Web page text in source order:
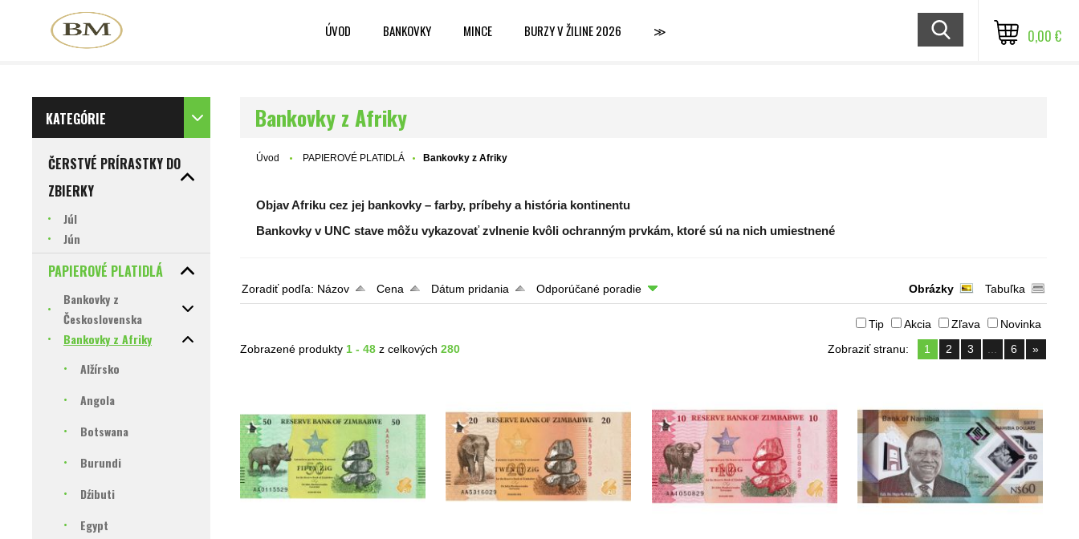
ÚVOD BANKOVKY MINCE BURZY V ŽILINE 2026 ≫ 0,00 €
KATEGÓRIE
ČERSTVÉ PRÍRASTKY DO
ZBIERKY
Júl
Jún
PAPIEROVÉ PLATIDLÁ
Bankovky z
Československa
Bankovky z Afriky
Alžírsko
Angola
Botswana
Burundi
Dźibuti
Egypt
Bankovky z Afriky
Úvod PAPIEROVÉ PLATIDLÁ Bankovky z Afriky
Objav Afriku cez jej bankovky – farby, príbehy a história kontinentu
Bankovky v UNC stave môžu vykazovať zvlnenie kvôli ochranným prvkám, ktoré sú na nich umiestnené
Zoradiť podľa: Názov Cena Dátum pridania Odporúčané poradie Obrázky Tabuľka
Tip Akcia Zľava
Novinka
Zobrazené produkty 1 - 48 z celkových280 Zobraziť stranu: 1 2 3 6 »